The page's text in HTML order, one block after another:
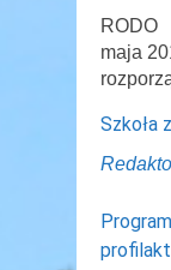
RODO
maja
Szkoła